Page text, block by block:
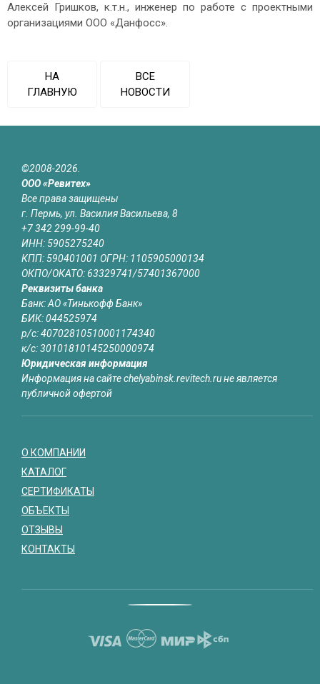
Алексей Гришков, к.т.н., инженер по работе с проектными
организациями ООО «Данфосс».
НА
ГЛАВНУЮ
ВСЕ
НОВОСТИ
©2008-2026.
ООО «Ревитех»
Все права защищены
г. Пермь, ул. Василия Васильева, 8
+7 342 299-99-40
ИНН: 5905275240
КПП: 590401001 ОГРН: 1105905000134
ОКПО/ОКАТО: 63329741/57401367000
Реквизиты банка
Банк: АО «Тинькофф Банк»
БИК: 044525974
р/с: 40702810510001174340
к/с: 30101810145250000974
Юридическая информация
Информация на сайте chelyabinsk.revitech.ru не является
публичной офертой
О КОМПАНИИ
КАТАЛОГ
СЕРТИФИКАТЫ
ОБЪЕКТЫ
ОТЗЫВЫ
КОНТАКТЫ